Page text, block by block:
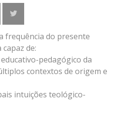
frequência do presente
de:
pedagógico da
contextos de origem e
intuições teológico-